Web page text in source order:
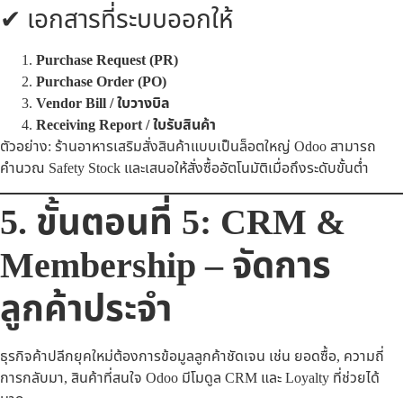
✔ เอกสารที่ระบบออกให้
Purchase Request (PR)
Purchase Order (PO)
Vendor Bill / ใบวางบิล
Receiving Report / ใบรับสินค้า
ตัวอย่าง: ร้านอาหารเสริมสั่งสินค้าแบบเป็นล็อตใหญ่ Odoo สามารถ
คำนวณ Safety Stock และเสนอให้สั่งซื้ออัตโนมัติเมื่อถึงระดับขั้นต่ำ
5. ขั้นตอนที่ 5: CRM &
Membership – จัดการ
ลูกค้าประจำ
ธุรกิจค้าปลีกยุคใหม่ต้องการข้อมูลลูกค้าชัดเจน เช่น ยอดซื้อ, ความถี่
การกลับมา, สินค้าที่สนใจ Odoo มีโมดูล CRM และ Loyalty ที่ช่วยได้